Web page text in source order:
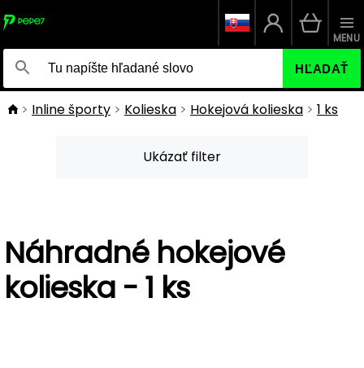
HĽADAŤ
MENU
Inline športy Kolieska Hokejová kolieska 1 ks
Ukázať filter
Náhradné hokejové
kolieska - 1 ks